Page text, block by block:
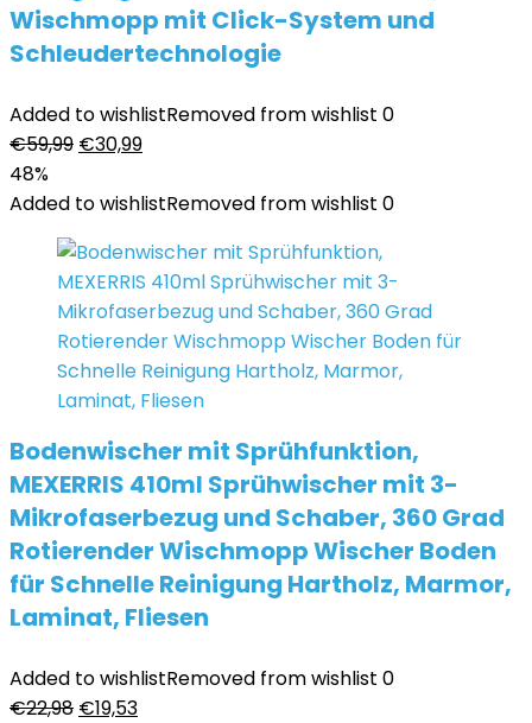
Wischmopp mit Click-System und
Schleudertechnologie
Added to wishlistRemoved from wishlist 0
€59,99 Ursprünglicher
war:
€30,99Aktueller
ist:
48%
Added to wishlistRemoved from wishlist 0
Bodenwischer mit Sprühfunktion,
MEXERRIS 410ml Sprühwischer mit 3-
Mikrofaserbezug und Schaber, 360 Grad
Rotierender Wischmopp Wischer Boden
für Schnelle Reinigung Hartholz, Marmor,
Laminat, Fliesen
Added to wishlistRemoved from wishlist 0
€22,98 Ursprünglicher
€19,53Aktueller